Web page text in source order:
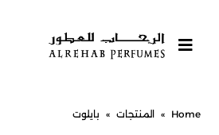
Home
» المنتجات » بايلوت